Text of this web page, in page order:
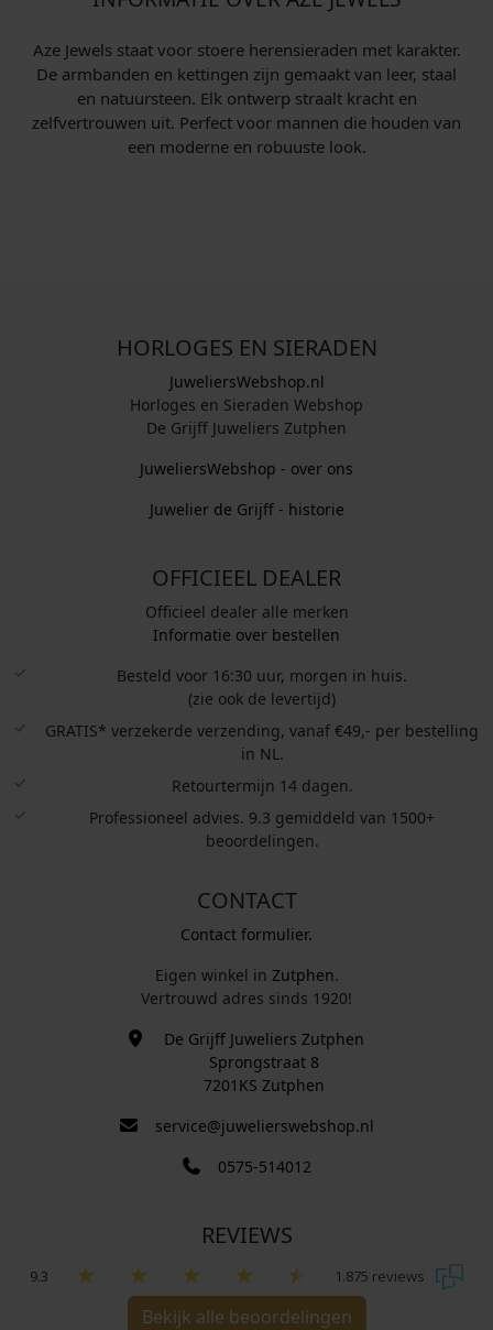
Aze Jewels staat voor stoere heren­sieraden met karakter.
De armbanden en kettingen zijn gemaakt van leer, staal
en natuursteen. Elk ontwerp straalt kracht en
zelfvertrouwen uit. Perfect voor mannen die houden van
een moderne en robuuste look.
HORLOGES EN SIERADEN
JuweliersWebshop.nl
Horloges en Sieraden Webshop
De Grijff Juweliers Zutphen
JuweliersWebshop - over ons
Juwelier de Grijff - historie
OFFICIEEL DEALER
Officieel dealer alle merken
Informatie over bestellen
Besteld voor 16:30 uur, morgen in huis.
(zie ook de levertijd)
GRATIS* verzekerde verzending, vanaf €49,- per bestelling
in NL.
Retourtermijn 14 dagen.
Professioneel advies. 9.3 gemiddeld van 1500+
beoordelingen.
CONTACT
Contact formulier.
Eigen winkel in Zutphen.
Vertrouwd adres sinds 1920!
De Grijff Juweliers Zutphen
Sprongstraat 8
7201KS Zutphen
service@juwelierswebshop.nl
0575-514012
REVIEWS
9.3 1.875 reviews
Bekijk alle beoordelingen